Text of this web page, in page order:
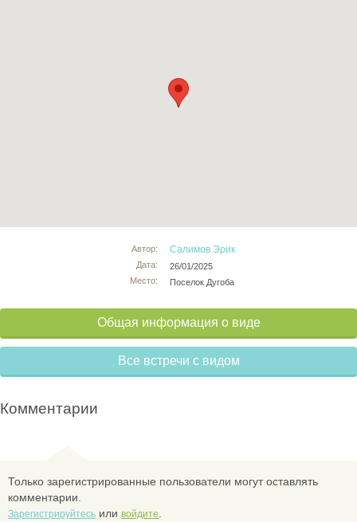
Автор:
Дата:
Место:
Салимов Эрик
26/01/2025
Поселок Дугоба
Общая информация о виде
Все встречи с видом
Комментарии
Только зарегистрированные пользователи могут оставлять
комментарии.
Зарегистрируйтесь или войдите